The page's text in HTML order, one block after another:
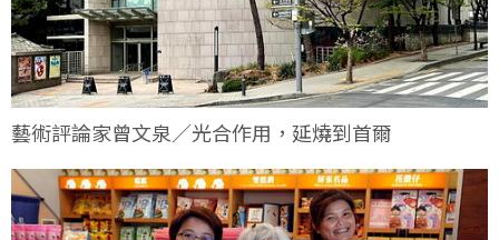
藝術評論家曾文泉／光合作用，延燒到首爾